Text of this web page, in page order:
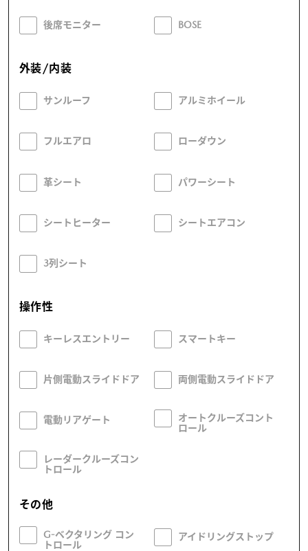
後席モニター BOSE
外装/内装
サンルーフ アルミホイール
フルエアロ ローダウン
革シート パワーシート
シートヒーター シートエアコン
3列シート
操作性
キーレスエントリー スマートキー
片側電動スライドドア 両側電動スライドドア
電動リアゲート
オートクルーズコント
ロール
レーダークルーズコン
トロール
その他
G-ベクタリング コン
トロール
アイドリングストップ